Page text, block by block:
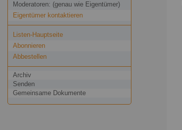
Moderatoren: (genau wie Eigentümer)
Eigentümer kontaktieren
Listen-Hauptseite
Abonnieren
Abbestellen
Archiv
Senden
Gemeinsame Dokumente